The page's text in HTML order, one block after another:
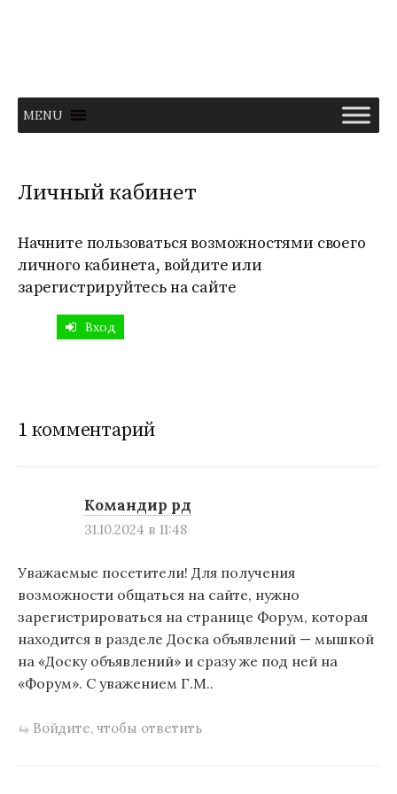
MENU
Личный кабинет
Начните пользоваться возможностями своего
личного кабинета, войдите или
зарегистрируйтесь на сайте
Вход
1 комментарий
Командир рд
31.10.2024 в 11:48
Уважаемые посетители! Для получения
возможности общаться на сайте, нужно
зарегистрироваться на странице Форум, которая
находится в разделе Доска объявлений — мышкой
на «Доску объявлений» и сразу же под ней на
«Форум». С уважением Г.М..
Войдите, чтобы ответить